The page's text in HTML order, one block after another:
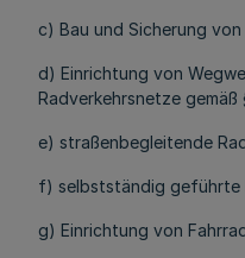
c) Bau und Sicherung
d) Einrichtung von
Radverkehrsnetze gemäß
e) straßenbegleitende
f) selbstständig geführte
g) Einrichtung von